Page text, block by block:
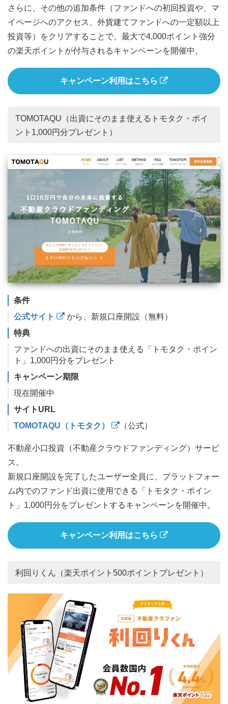
さらに、その他の追加条件（ファンドへの初回投資や、マ
イページへのアクセス、外貨建てファンドへの一定額以上
投資等）をクリアすることで、最大で4,000ポイント強分
の楽天ポイントが付与されるキャンペーンを開催中。
キャンペーン利用はこちら
TOMOTAQU（出資にそのまま使えるトモタク・ポイ
ント1,000円分プレゼント）
条件
公式サイト
から、新規口座開設（無料）
特典
ファンドへの出資にそのまま使える「トモタク・ポイン
ト」1,000円分をプレゼント
キャンペーン期限
現在開催中
サイトURL
TOMOTAQU（トモタク）
（公式）
不動産小口投資（不動産クラウドファンディング）サービ
ス。
新規口座開設を完了したユーザー全員に、プラットフォー
ム内でのファンド出資に使用できる「トモタク・ポイン
ト」1,000円分をプレゼントするキャンペーンを開催中。
キャンペーン利用はこちら
利回りくん（楽天ポイント500ポイントプレゼント）